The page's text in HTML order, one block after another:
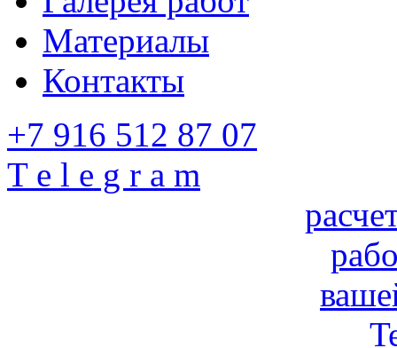
Материалы
Контакты
+7 916 512 87 07
T e l e g r a m